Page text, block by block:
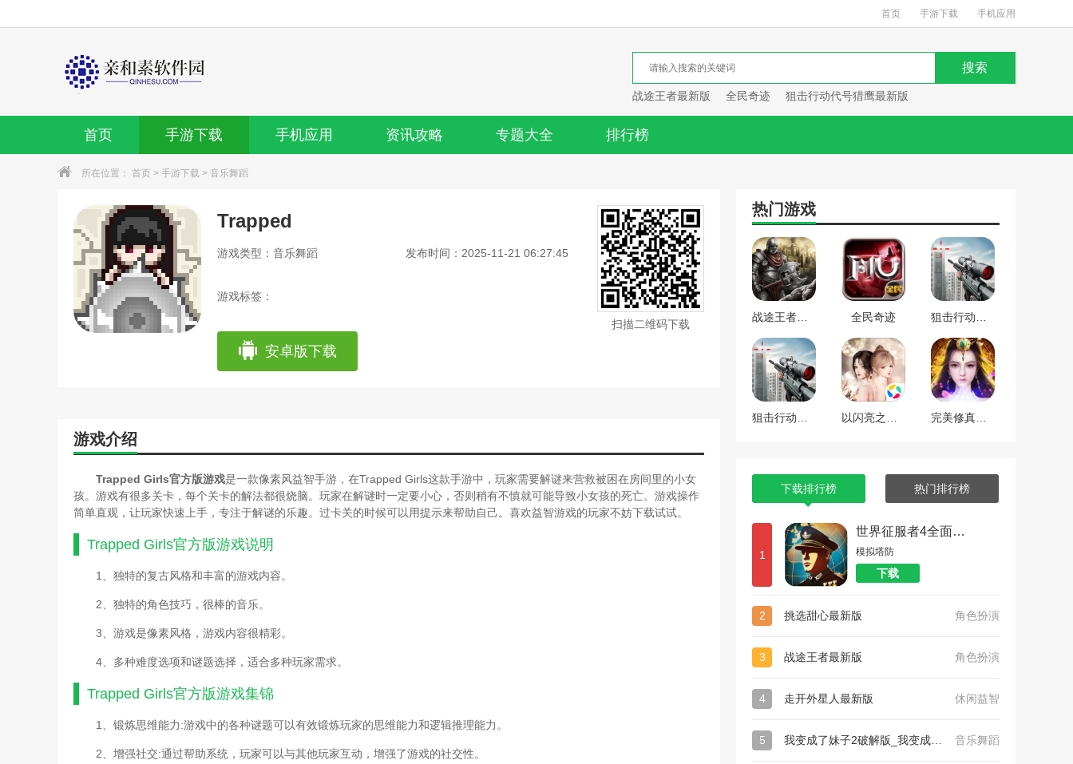
首页 手游下载 手机应用
战途王者最新版 全民奇迹 狙击行动代号猎鹰最新版
首页 手游下载 手机应用 资讯攻略 专题大全 排行榜
所在位置： 首页 > 手游下载 > 音乐舞蹈
Trapped
游戏类型：音乐舞蹈 发布时间：2025-11-21 06:27:45
游戏标签：
安卓版下载
扫描二维码下载
游戏介绍
Trapped Girls官方版游戏是一款像素风益智手游，在Trapped Girls这款手游中，玩家需要解谜来营救被困在房间里的小女
孩。游戏有很多关卡，每个关卡的解法都很烧脑。玩家在解谜时一定要小心，否则稍有不慎就可能导致小女孩的死亡。游戏操作
简单直观，让玩家快速上手，专注于解谜的乐趣。过卡关的时候可以用提示来帮助自己。喜欢益智游戏的玩家不妨下载试试。
Trapped Girls官方版游戏说明
1、独特的复古风格和丰富的游戏内容。
2、独特的角色技巧，很棒的音乐。
3、游戏是像素风格，游戏内容很精彩。
4、多种难度选项和谜题选择，适合多种玩家需求。
Trapped Girls官方版游戏集锦
1、锻炼思维能力:游戏中的各种谜题可以有效锻炼玩家的思维能力和逻辑推理能力。
2、增强社交:通过帮助系统，玩家可以与其他玩家互动，增强了游戏的社交性。
热门游戏
全民奇迹
下载排行榜 热门排行榜
1
世界征服者4全面战争
模拟塔防
下载
2 挑选甜心最新版 角色扮演
3 战途王者最新版 角色扮演
4 走开外星人最新版 休闲益智
5 音乐舞蹈